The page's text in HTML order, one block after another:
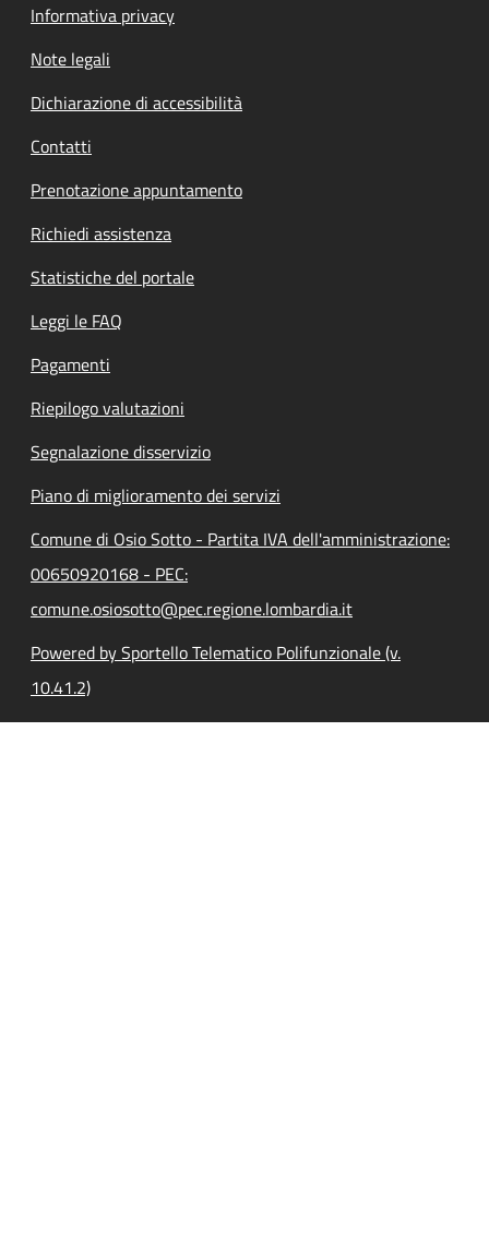
Informativa privacy
Note legali
Dichiarazione di accessibilità
Contatti
Prenotazione appuntamento
Richiedi assistenza
Statistiche del portale
Leggi le FAQ
Pagamenti
Riepilogo valutazioni
Segnalazione disservizio
Piano di miglioramento dei servizi
Comune di Osio Sotto - Partita IVA dell'amministrazione:
00650920168 - PEC:
comune.osiosotto@pec.regione.lombardia.it
Powered by Sportello Telematico Polifunzionale (v.
10.41.2)